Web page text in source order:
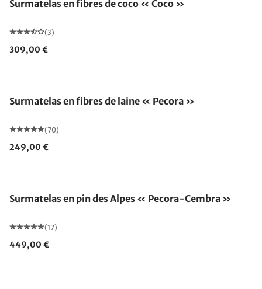
Surmatelas en fibres de coco « Coco »
(3)
309,00 €
Surmatelas en fibres de laine « Pecora »
(70)
249,00 €
Surmatelas en pin des Alpes « Pecora-Cembra »
(17)
449,00 €